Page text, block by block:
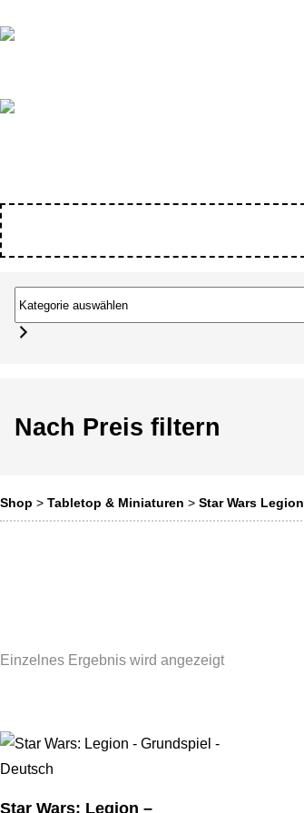
Nach Preis filtern
Shop > Tabletop & Miniaturen > Star Wars Legion
Einzelnes Ergebnis wird angezeigt
Star Wars: Legion –